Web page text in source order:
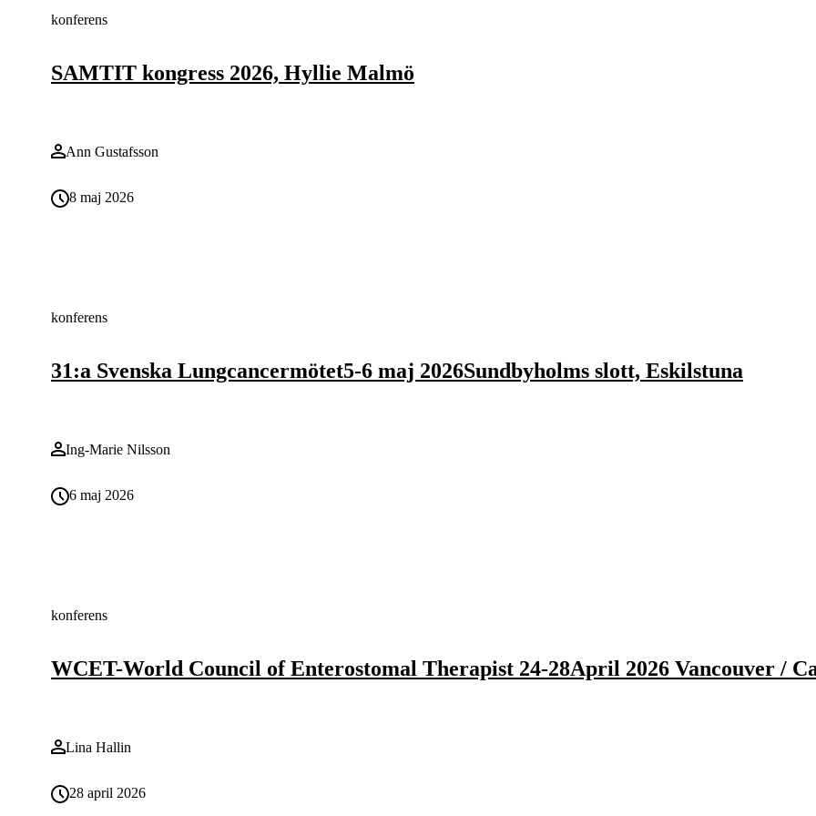
konferens
SAMTIT kongress 2026, Hyllie Malmö
Ann Gustafsson
8 maj 2026
konferens
31:a Svenska Lungcancermötet5-6 maj 2026Sundbyholms slott, Eskilstuna
Ing-Marie Nilsson
6 maj 2026
konferens
WCET-World Council of Enterostomal Therapist 24-28April 2026 Vancouver /
Lina Hallin
28 april 2026